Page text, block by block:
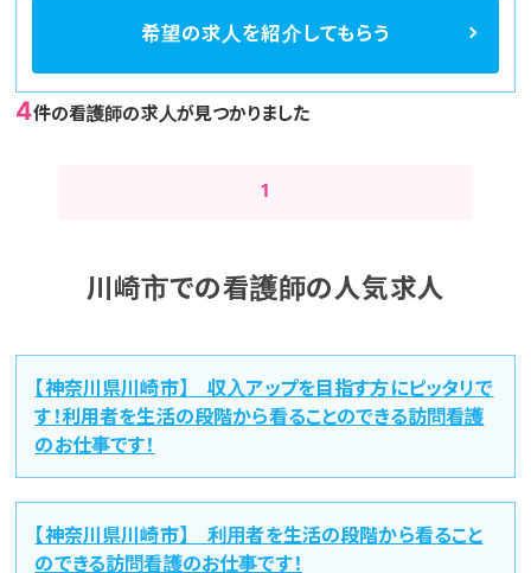
希望の求人を紹介してもらう
4件の看護師の求人が見つかりました
1
川崎市での看護師の人気求人
【神奈川県川崎市】 収入アップを目指す方にピッタリで
す！利用者を生活の段階から看ることのできる訪問看護
のお仕事です！
【神奈川県川崎市】 利用者を生活の段階から看ること
のできる訪問看護のお仕事です！